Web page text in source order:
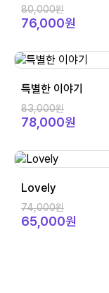
80,000원
76,000원
특별한 이야기
83,000원
78,000원
Lovely
74,000원
65,000원